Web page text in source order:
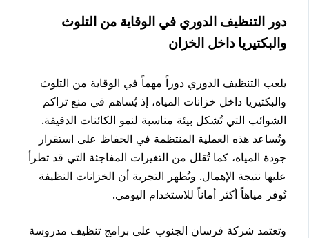
دور التنظيف الدوري في الوقاية من التلوث
والبكتيريا داخل الخزان
يلعب التنظيف الدوري دوراً مهماً في الوقاية من التلوث
والبكتيريا داخل خزانات المياه، إذ يُساهم في منع تراكم
الشوائب التي تُشكل بيئة مناسبة لنمو الكائنات الدقيقة.
وتُساعد هذه العملية المنتظمة في الحفاظ على استقرار
جودة المياه، كما تُقلل من التغيرات المفاجئة التي قد تطرأ
عليها نتيجة الإهمال. وتُظهر التجربة أن الخزانات النظيفة
تُوفر مياهاً أكثر أماناً للاستخدام اليومي.
وتعتمد شركة فرسان الجنوب على برامج تنظيف مدروسة